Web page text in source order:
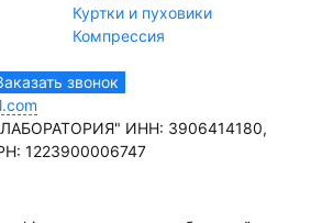
Куртки и пуховики
Компрессия
звонок
ИНН: 3906414180,
1223900006747